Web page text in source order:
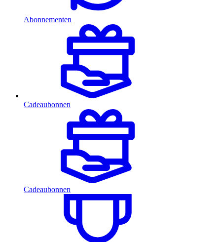
Abonnementen
Cadeaubonnen
Cadeaubonnen